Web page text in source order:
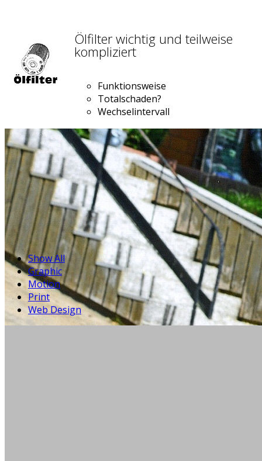
Ölfilter wichtig und teilweise
kompliziert
Funktionsweise
Totalschaden?
Wechselintervall
Show All
Graphic
Motion
Print
Web Design